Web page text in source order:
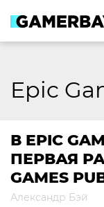
content
Epic
В EPIC
ПЕРВАЯ
GAMES
Александр Бэй